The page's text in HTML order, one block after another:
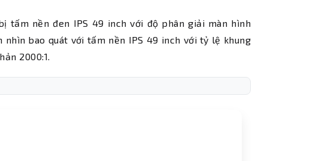
tấm nền đen IPS 49 inch với độ phân giải màn hình
bao quát với tấm nền IPS 49 inch với tỷ lệ khung
2000:1.